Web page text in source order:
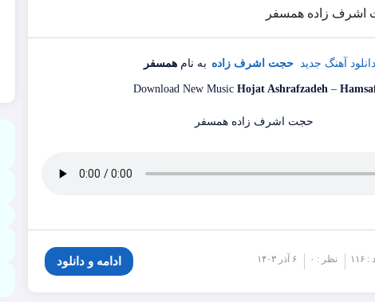
اشرف زاده همسفر
دانلود آهنگ جدید حجت اشرف زاده به نامهمسفر
Download New Music Hojat Ashrafzadeh–
نظر : ۰ ۶ آذر ۱۴۰۳ ادامه و دانلود